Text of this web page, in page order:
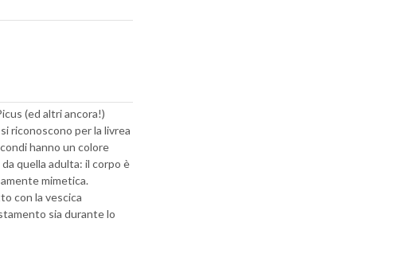
(ed altri ancora!)
riconoscono per la livrea
hanno un colore
quella adulta: il corpo è
mimetica.
con la vescica
sia durante lo